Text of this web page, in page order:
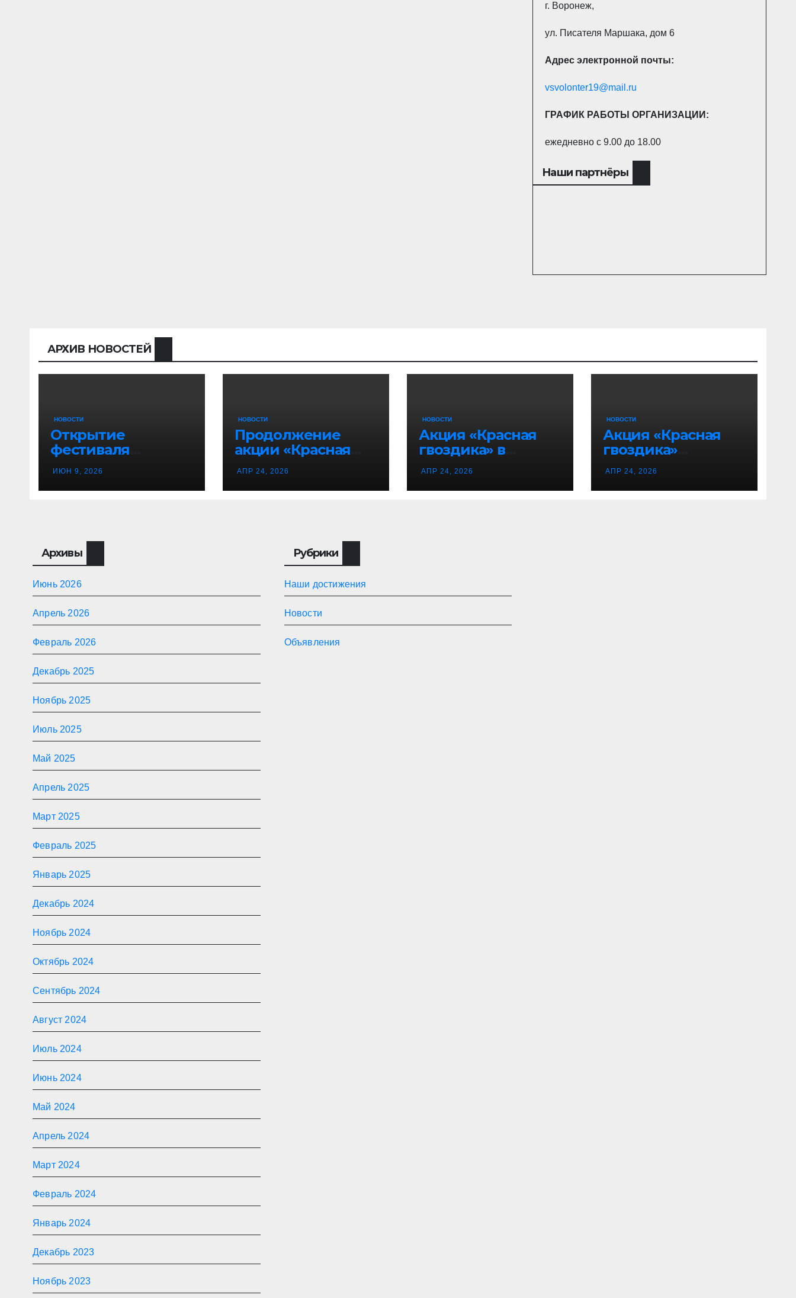
г. Воронеж,
ул. Писателя Маршака, дом 6
Адрес электронной почты:
vsvolonter19@mail.ru
ГРАФИК РАБОТЫ ОРГАНИЗАЦИИ:
ежедневно с 9.00 до 18.00
Наши партнёры
АРХИВ НОВОСТЕЙ
НОВОСТИ
Открытие
фестиваля
«Танцевальная
канитель»
ИЮН 9, 2026
НОВОСТИ
Продолжение
акции «Красная
гвоздика» в
Воронеже!
АПР 24, 2026
НОВОСТИ
Акция «Красная
гвоздика» в
Воронежской
области!
АПР 24, 2026
НОВОСТИ
Акция «Красная
гвоздика»
продолжается!
АПР 24, 2026
Архивы
Июнь 2026
Апрель 2026
Февраль 2026
Декабрь 2025
Ноябрь 2025
Июль 2025
Май 2025
Апрель 2025
Март 2025
Февраль 2025
Январь 2025
Декабрь 2024
Ноябрь 2024
Октябрь 2024
Сентябрь 2024
Август 2024
Июль 2024
Июнь 2024
Май 2024
Апрель 2024
Март 2024
Февраль 2024
Январь 2024
Декабрь 2023
Ноябрь 2023
Рубрики
Наши достижения
Новости
Объявления